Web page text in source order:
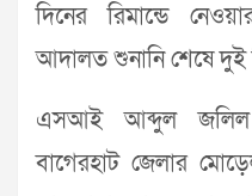
দিনের রিমান্ডে
আদালত শুনানি শেষে দুই
এসআই আব্দুল জলিল
বাগেরহাট জেলার